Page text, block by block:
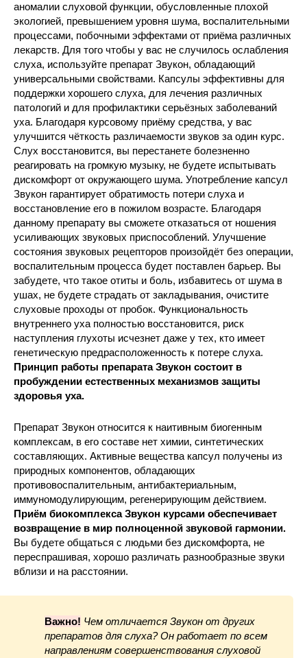
аномалии слуховой функции, обусловленные плохой
экологией, превышением уровня шума, воспалительными
процессами, побочными эффектами от приёма различных
лекарств. Для того чтобы у вас не случилось ослабления
слуха, используйте препарат Звукон, обладающий
универсальными свойствами. Капсулы эффективны для
поддержки хорошего слуха, для лечения различных
патологий и для профилактики серьёзных заболеваний
уха. Благодаря курсовому приёму средства, у вас
улучшится чёткость различаемости звуков за один курс.
Слух восстановится, вы перестанете болезненно
реагировать на громкую музыку, не будете испытывать
дискомфорт от окружающего шума. Употребление капсул
Звукон гарантирует обратимость потери слуха и
восстановление его в пожилом возрасте. Благодаря
данному препарату вы сможете отказаться от ношения
усиливающих звуковых приспособлений. Улучшение
состояния звуковых рецепторов произойдёт без операции,
воспалительным процесса будет поставлен барьер. Вы
забудете, что такое отиты и боль, избавитесь от шума в
ушах, не будете страдать от закладывания, очистите
слуховые проходы от пробок. Функциональность
внутреннего уха полностью восстановится, риск
наступления глухоты исчезнет даже у тех, кто имеет
генетическую предрасположенность к потере слуха.
Принцип работы препарата Звукон состоит в
пробуждении естественных механизмов защиты
здоровья уха.
Препарат Звукон относится к наитивным биогенным
комплексам, в его составе нет химии, синтетических
составляющих. Активные вещества капсул получены из
природных компонентов, обладающих
противовоспалительным, антибактериальным,
иммуномодулирующим, регенерирующим действием.
Приём биокомплекса Звукон курсами обеспечивает
возвращение в мир полноценной звуковой гармонии.
Вы будете общаться с людьми без дискомфорта, не
переспрашивая, хорошо различать разнообразные звуки
вблизи и на расстоянии.
Важно! Чем отличается Звукон от других
препаратов для слуха? Он работает по всем
направлениям совершенствования слуховой